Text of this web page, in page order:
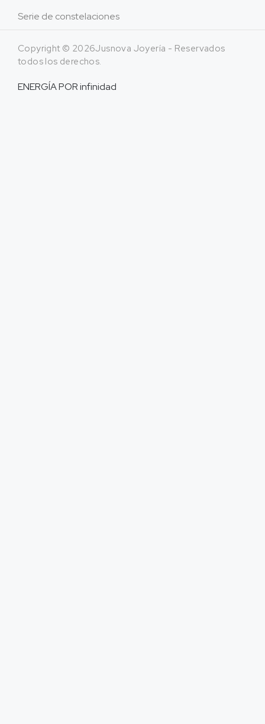
Serie de constelaciones
Copyright © 2026Jusnova Joyería - Reservados
todos los derechos.
ENERGÍA PORinfinidad